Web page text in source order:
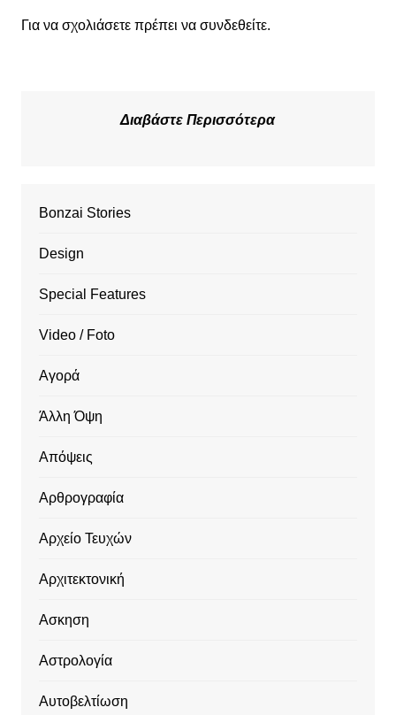
Για να σχολιάσετε πρέπει να συνδεθείτε.
Διαβάστε Περισσότερα
Bonzai Stories
Design
Special Features
Video / Foto
Αγορά
Άλλη Όψη
Απόψεις
Αρθρογραφία
Αρχείο Τευχών
Αρχιτεκτονική
Ασκηση
Αστρολογία
Αυτοβελτίωση